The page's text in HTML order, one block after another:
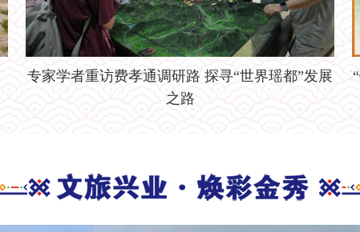
专家学者重访费孝通调研路 探寻“世界瑶都”发展
之路